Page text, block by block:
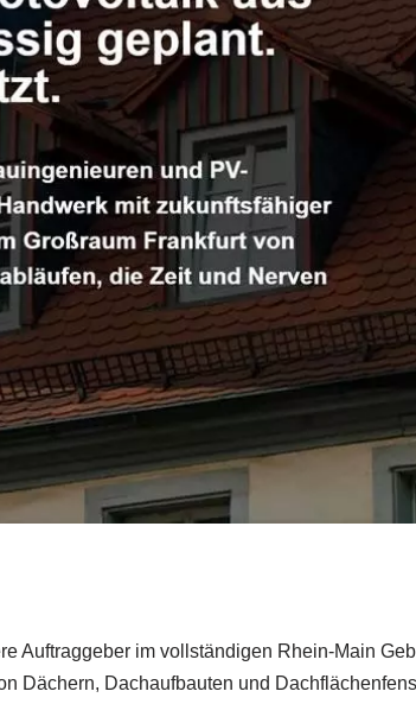
Auftraggeber im vollständigen Rhein-Main
Dächern, Dachaufbauten und